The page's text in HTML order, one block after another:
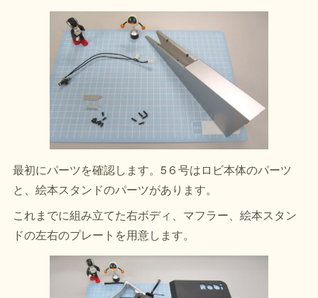
最初にパーツを確認します。5６号はロビ本体のパーツ
と、絵本スタンドのパーツがあります。
これまでに組み立てた右ボディ、マフラー、絵本スタン
ドの左右のプレートを用意します。